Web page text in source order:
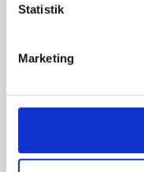
Statistik
Marketing
RF
002010141